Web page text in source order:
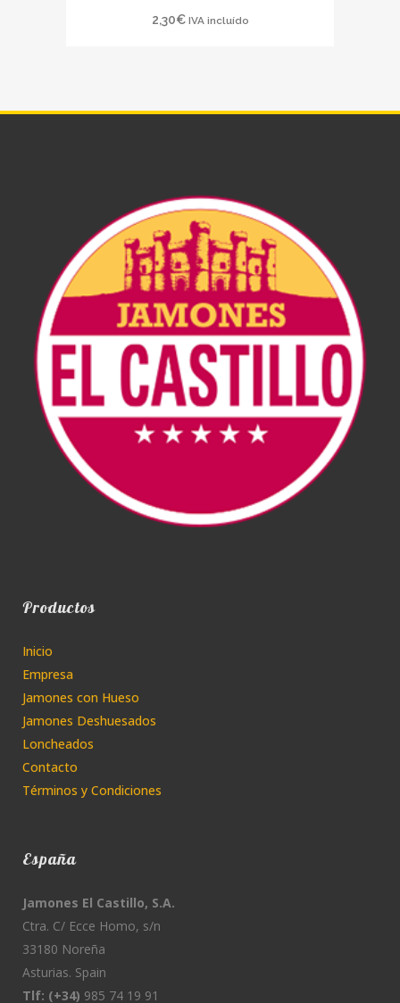
2,30€ IVA incluído
Productos
Inicio
Empresa
Jamones con Hueso
Jamones Deshuesados
Loncheados
Contacto
Términos y Condiciones
España
Jamones El Castillo, S.A.
Ctra. C/ Ecce Homo, s/n
33180 Noreña
Asturias. Spain
Tlf: (+34) 985 74 19 91